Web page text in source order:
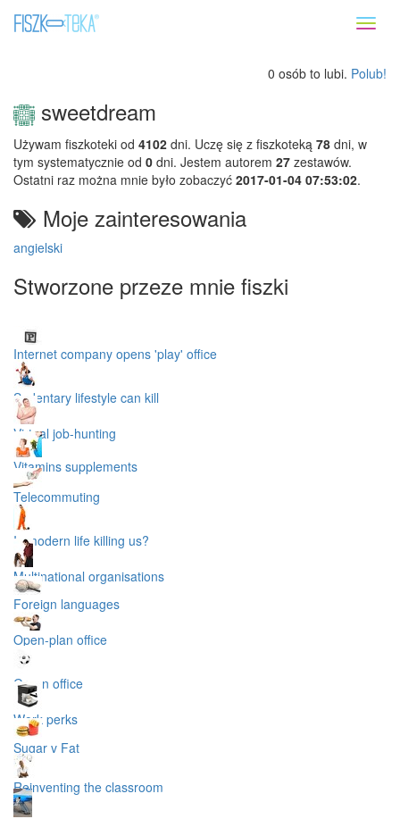
0 osób to lubi. Polub!
sweetdream
Używam fiszkoteki od 4102 dni. Uczę się z fiszkoteką 78 dni, w
tym systematycznie od 0 dni. Jestem autorem 27 zestawów.
Ostatni raz można mnie było zobaczyć 2017-01-04 07:53:02.
Moje zainteresowania
angielski
Stworzone przeze mnie fiszki
Internet company opens 'play' office
Sedentary lifestyle can kill
Virtual job-hunting
Vitamins supplements
Telecommuting
Is modern life killing us?
Multinational organisations
Foreign languages
Open-plan office
Green office
Work perks
Sugar v Fat
Reinventing the classroom